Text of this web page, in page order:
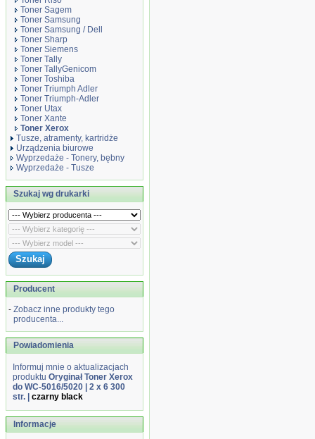
Toner Sagem
Toner Samsung
Toner Samsung / Dell
Toner Sharp
Toner Siemens
Toner Tally
Toner TallyGenicom
Toner Toshiba
Toner Triumph Adler
Toner Triumph-Adler
Toner Utax
Toner Xante
Toner Xerox
Tusze, atramenty, kartridże
Urządzenia biurowe
Wyprzedaże - Tonery, bębny
Wyprzedaże - Tusze
Szukaj wg drukarki
Producent
- Zobacz inne produkty tego
producenta...
Powiadomienia
Informuj mnie o aktualizacjach
produktu Oryginał Toner Xerox
do WC-5016/5020 | 2 x 6 300
str. | czarny black
Informacje